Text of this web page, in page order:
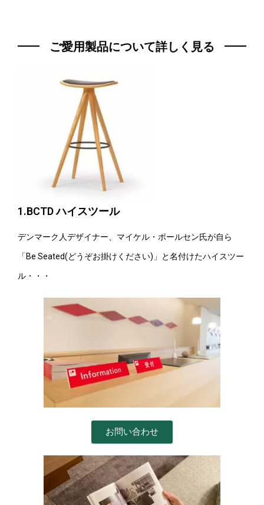
ご愛用製品について詳しく見る
1.BCTD ハイスツール
デンマーク人デザイナー、マイケル・ポールセン氏が自ら
「Be Seated(どうぞお掛けください)」と名付けたハイスツー
ル・・・
お問い合わせ